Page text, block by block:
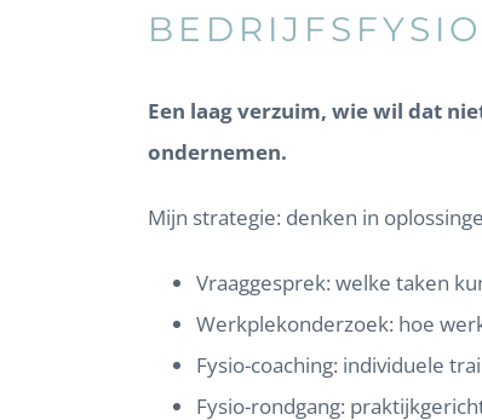
Een laag verzuim, wie wil dat
ondernemen.
Mijn strategie: denken in
Vraaggesprek: welke taken
Werkplekonderzoek: hoe
Fysio-coaching: individuele
Fysio-rondgang: